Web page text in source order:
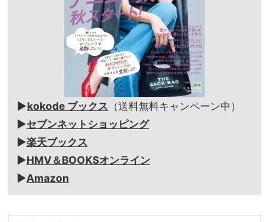
▶kokode ブックス （送料無料キャンペーン中）
▶セブンネットショッピング
▶楽天ブックス
▶HMV＆BOOKSオンライン
▶Amazon